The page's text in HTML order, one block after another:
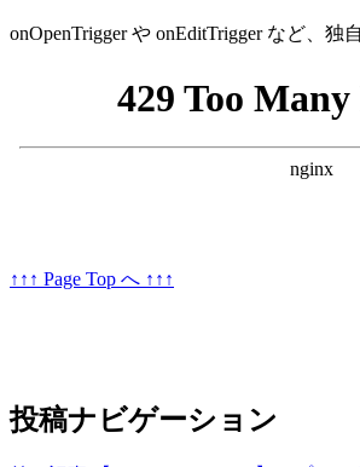
onOpenTrigger や onEditTrigger など、
↑↑↑ Page Top へ ↑↑↑
投稿ナビゲーション